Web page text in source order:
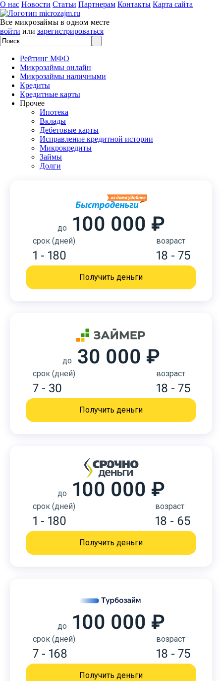
О нас Новости Статьи Партнерам Контакты Карта сайта
Все микрозаймы в одном месте
войти или зарегистрироваться
Рейтинг МФО
Микрозаймы онлайн
Микрозаймы наличными
Кредиты
Кредитные карты
Прочее
Ипотека
Вклады
Дебетовые карты
Исправление кредитной истории
Микрокредиты
Займы
Долги
до 100 000 ₽
срок (дней)
1 - 180
возраст
18 - 75
Получить деньги
до 30 000 ₽
срок (дней)
7 - 30
возраст
18 - 75
Получить деньги
до 100 000 ₽
срок (дней)
1 - 180
возраст
18 - 65
Получить деньги
до 100 000 ₽
срок (дней)
7 - 168
возраст
18 - 75
Получить деньги